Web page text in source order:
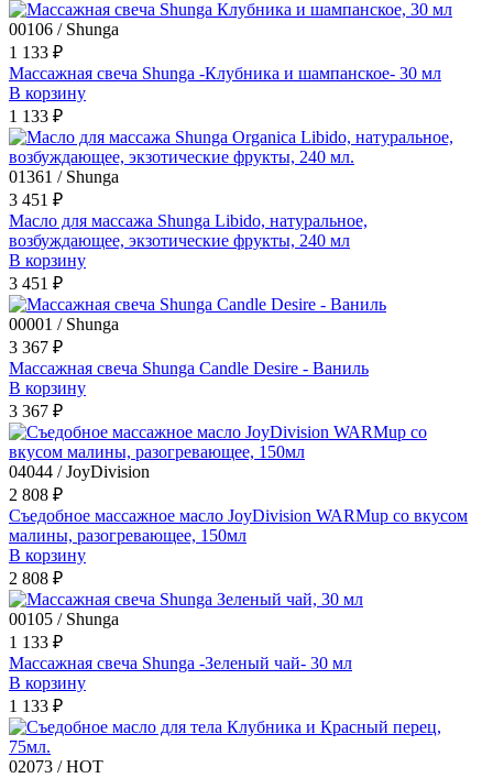
00106 / Shunga
1 133 ₽
Массажная свеча Shunga -Клубника и шампанское- 30 мл
В корзину
1 133 ₽
01361 / Shunga
3 451 ₽
Масло для массажа Shunga Libido, натуральное,
возбуждающее, экзотические фрукты, 240 мл
В корзину
3 451 ₽
00001 / Shunga
3 367 ₽
Массажная свеча Shunga Candle Desire - Ваниль
В корзину
3 367 ₽
04044 / JoyDivision
2 808 ₽
Съедобное массажное масло JoyDivision WARMup со вкусом
малины, разогревающее, 150мл
В корзину
2 808 ₽
00105 / Shunga
1 133 ₽
Массажная свеча Shunga -Зеленый чай- 30 мл
В корзину
1 133 ₽
02073 / HOT